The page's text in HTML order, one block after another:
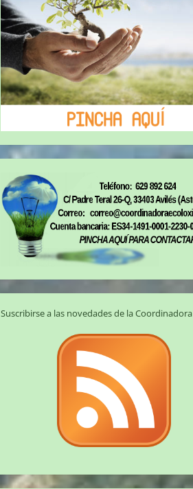
Suscribirse a las novedades de la Coordinadora